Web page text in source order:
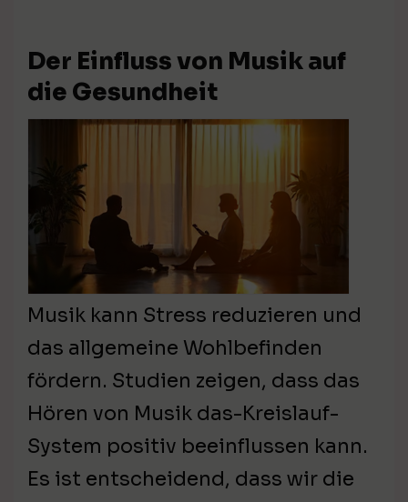
Der Einfluss von Musik auf
die Gesundheit
Musik kann Stress reduzieren und
das allgemeine Wohlbefinden
fördern. Studien zeigen, dass das
Hören von Musik das-Kreislauf-
System positiv beeinflussen kann.
Es ist entscheidend, dass wir die